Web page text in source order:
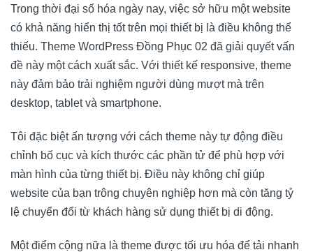
Trong thời đại số hóa ngày nay, việc sở hữu một website
có khả năng hiển thị tốt trên mọi thiết bị là điều không thể
thiếu. Theme WordPress Đồng Phục 02 đã giải quyết vấn
đề này một cách xuất sắc. Với thiết kế responsive, theme
này đảm bảo trải nghiệm người dùng mượt mà trên
desktop, tablet và smartphone.
Tôi đặc biệt ấn tượng với cách theme này tự động điều
chỉnh bố cục và kích thước các phần tử để phù hợp với
màn hình của từng thiết bị. Điều này không chỉ giúp
website của bạn trông chuyên nghiệp hơn mà còn tăng tỷ
lệ chuyển đổi từ khách hàng sử dụng thiết bị di động.
Một điểm cộng nữa là theme được tối ưu hóa để tải nhanh